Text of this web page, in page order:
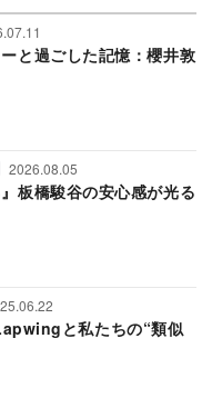
と過ごした記憶：櫻井敦
2026.08.05
』板橋駿谷の安心感が光る
と私たちの“類似